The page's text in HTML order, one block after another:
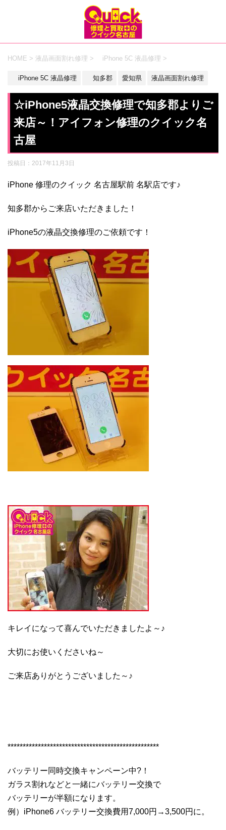
HOME > 液晶画面割れ修理 > iPhone 5C 液晶修理 >
iPhone 5C 液晶修理 知多郡 愛知県 液晶画面割れ修理
☆iPhone5液晶交換修理で知多郡よりご
来店～！アイフォン修理のクイック名
古屋
投稿日： 2017年11月3日
iPhone 修理のクイック 名古屋駅前 名駅店です♪
知多郡からご来店いただきました！
iPhone5の液晶交換修理のご依頼です！
キレイになって喜んでいただきましたよ～♪
大切にお使いくださいね～
ご来店ありがとうございました～♪
**************************************************
バッテリー同時交換キャンペーン中?！
ガラス割れなどと一緒にバッテリー交換で
バッテリーが半額になります。
例）iPhone6 バッテリー交換費用7,000円→3,500円に。